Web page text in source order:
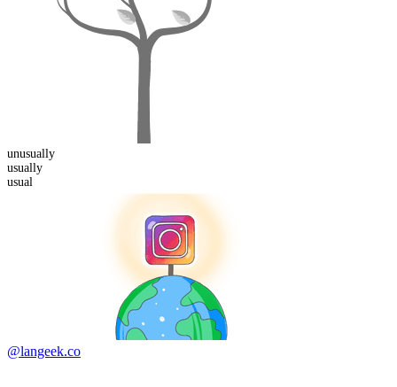
unusually
usually
usual
@langeek.co